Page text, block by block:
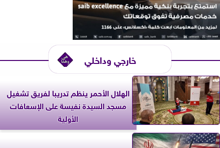
خارجي وداخلي
الهلال الأحمر ينظم تدريبا لفريق تشغيل
مسجد السيدة نفيسة على الإسعافات
الأولية